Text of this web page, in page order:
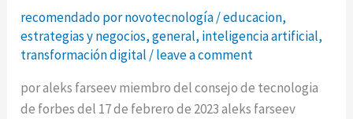
recomendado por novotecnología/educacion,
estrategias y negocios,general, inteligencia artificial,
transformación digital/leave a comment
por aleks farseev miembro del consejo de tecnologia
de forbes del 17 de febrero de 2023 aleks farseev